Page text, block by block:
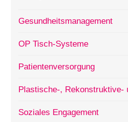
Gesundheitsmanagement
OP Tisch-Systeme
Patientenversorgung
Plastische-, Rekonstruktive-
Soziales Engagement